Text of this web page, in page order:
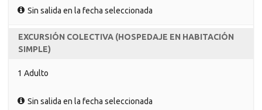
Sin salida en la fecha seleccionada
EXCURSIÓN COLECTIVA (HOSPEDAJE EN HABITACIÓN
SIMPLE)
1 Adulto
Sin salida en la fecha seleccionada